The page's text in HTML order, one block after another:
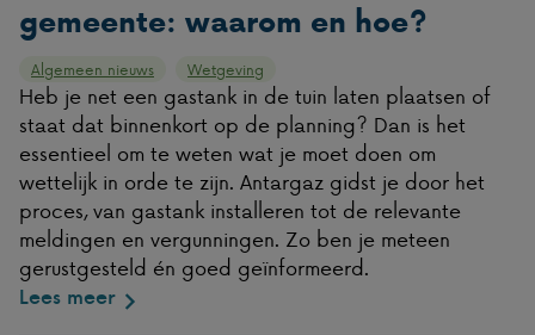
gemeente: waarom en hoe?
Algemeen nieuws Wetgeving
Heb je net een gastank in de tuin laten plaatsen of
staat dat binnenkort op de planning? Dan is het
essentieel om te weten wat je moet doen om
wettelijk in orde te zijn. Antargaz gidst je door het
proces, van gastank installeren tot de relevante
meldingen en vergunningen. Zo ben je meteen
gerustgesteld én goed geïnformeerd.
Lees meer